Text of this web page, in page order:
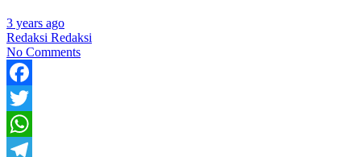
3 years ago
Redaksi Redaksi
No Comments
Facebook
Twitter
WhatsApp